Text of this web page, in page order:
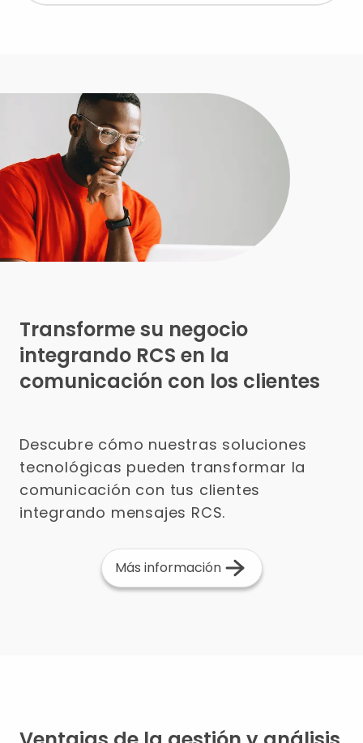
Transforme su negocio
integrando RCS en la
comunicación con los clientes
Descubre cómo nuestras soluciones
tecnológicas pueden transformar la
comunicación con tus clientes
integrando mensajes RCS.
Más información